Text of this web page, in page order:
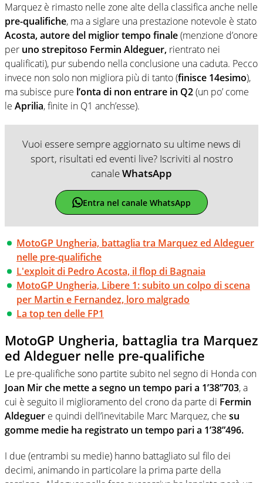
Marquez è rimasto nelle zone alte della classifica anche nelle
pre-qualifiche, ma a siglare una prestazione notevole è stato
Acosta, autore del miglior tempo finale(menzione d’onore
per uno strepitoso Fermin Aldeguer, rientrato nei
qualificati), pur subendo nella conclusione una caduta. Pecco
invece non solo non migliora più di tanto (finisce 14esimo),
ma subisce pure l’onta di non entrare in Q2(un po’ come
le Aprilia, finite in Q1 anch’esse).
Vuoi essere sempre aggiornato su ultime news di
sport, risultati ed eventi live? Iscriviti al nostro
canaleWhatsApp
Entra nel canale WhatsApp
MotoGP Ungheria, battaglia tra Marquez ed Aldeguer
nelle pre-qualifiche
L'exploit di Pedro Acosta, il flop di Bagnaia
MotoGP Ungheria, Libere 1: subito un colpo di scena
per Martin e Fernandez, loro malgrado
La top ten delle FP1
MotoGP Ungheria, battaglia tra Marquez
ed Aldeguer nelle pre-qualifiche
Le pre-qualifiche sono partite subito nel segno di Honda con
Joan Mir che mette a segno un tempo pari a 1’38”703, a
cui è seguito il miglioramento del crono da parte di Fermin
Aldeguer e quindi dell’inevitabile Marc Marquez, che su
gomme medie ha registrato un tempo pari a 1’38”496.
I due (entrambi su medie) hanno battagliato sul filo dei
decimi, animando in particolare la prima parte della